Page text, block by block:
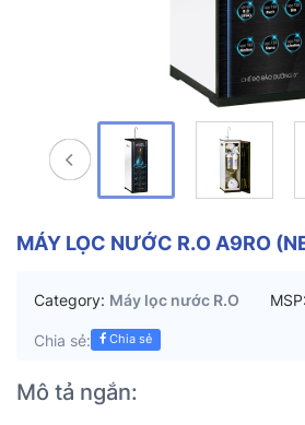
MÁY LỌC NƯỚC R.O A9RO
Category: Máy lọc nước R.O MSP:
Chia sẻ: Chia sẻ
Mô tả ngắn: